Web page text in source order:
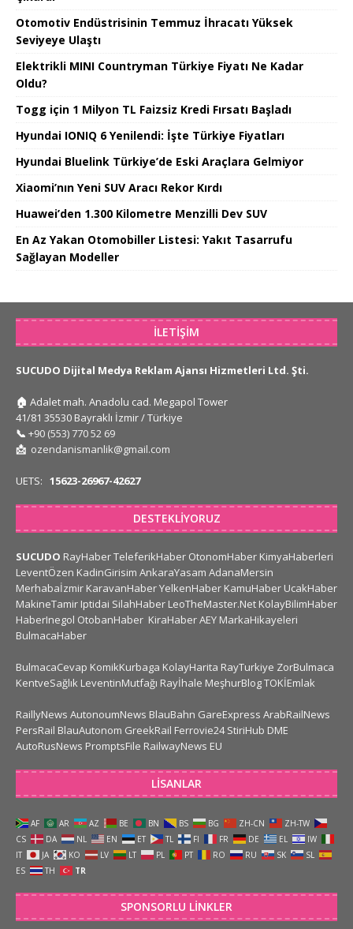
Otomotiv Endüstrisinin Temmuz İhracatı Yüksek
Seviyeye Ulaştı
Elektrikli MINI Countryman Türkiye Fiyatı Ne Kadar
Oldu?
Togg için 1 Milyon TL Faizsiz Kredi Fırsatı Başladı
Hyundai IONIQ 6 Yenilendi: İşte Türkiye Fiyatları
Hyundai Bluelink Türkiye’de Eski Araçlara Gelmiyor
Xiaomi’nın Yeni SUV Aracı Rekor Kırdı
Huawei’den 1.300 Kilometre Menzilli Dev SUV
En Az Yakan Otomobiller Listesi: Yakıt Tasarrufu
Sağlayan Modeller
İLETIŞIM
SUCUDO Dijital Medya Reklam Ajansı Hizmetleri Ltd. Şti.
🏠 Adalet mah. Anadolu cad. Megapol Tower
41/81 35530 Bayraklı İzmir / Türkiye
📞 +90 (553) 770 52 69
📩 ozendanismanlik@gmail.com
UETS: 15623-26967-42627
DESTEKLIYORUZ
SUCUDO RayHaberTeleferikHaber OtonomHaber KimyaHaberleri
LeventÖzen KadinGirisim AnkaraYasam AdanaMersin
Merhabaİzmir KaravanHaberYelkenHaber KamuHaber UcakHaber
MakineTamir Iptidai SilahHaber LeoTheMaster.Net KolayBilimHaber
HaberInegol OtobanHaber KiraHaberAEY MarkaHikayeleri
BulmacaHaber
BulmacaCevap KomikKurbaga KolayHarita RayTurkiye ZorBulmaca
KentveSağlık LeventinMutfağı Rayİhale MeşhurBlogTOKİEmlak
RaillyNews AutonoumNews BlauBahn GareExpress ArabRailNews
PersRail BlauAutonom GreekRail Ferrovie24 StiriHub DME
AutoRusNews PromptsFile RailwayNews EU
LISANLAR
AF AR AZ BE BN BS BG ZH-CN
ZH-TW
CS
DA NL EN ET TL FI FR DE EL
IW
IT
JA KO LV LT PL PT RO RU SK
SL
ES
TH TR
SPONSORLU LINKLER